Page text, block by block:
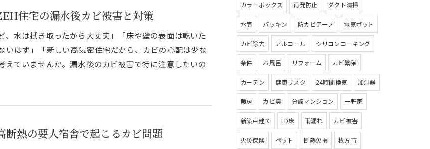
住宅の漏水後カビ被害と対策
、水は拭き取ったから大丈夫」「床や壁の表面は乾いた
いはず」「新しい高気密住宅だから、カビの心配は少な
えていませんか。漏水後のカビ被害で特に注意したいの
断熱の要人宿舎で起こるカビ問題
カラーボックス 再発防止 ダクト清掃
水筒 パッキン 防カビテープ 電気ポット
カビ除去 アルコール シリコンコーキング
条件 お風呂 リフォーム カビ繁殖
カーテン 健康リスク 24時間換気 加湿器
暖房 カビ臭 分譲マンション 一軒家
新築戸建て LD床 雨漏れ カビ被害
火災保険 ペット 断熱欠損 枚方市